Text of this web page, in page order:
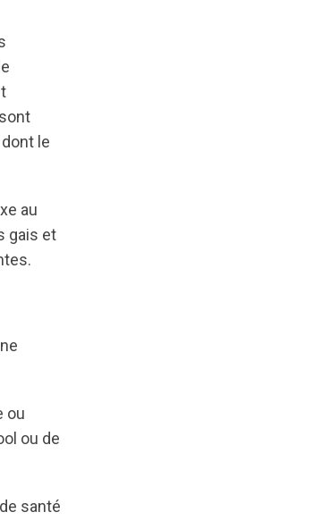
le
au
gais et
ou
ou de
santé